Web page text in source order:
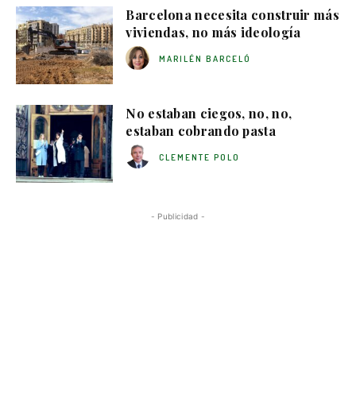
Barcelona necesita construir más
viviendas, no más ideología
MARILÉN BARCELÓ
No estaban ciegos, no, no,
estaban cobrando pasta
CLEMENTE POLO
- Publicidad -